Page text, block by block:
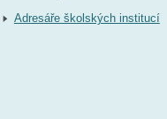
Adresáře školských institucí